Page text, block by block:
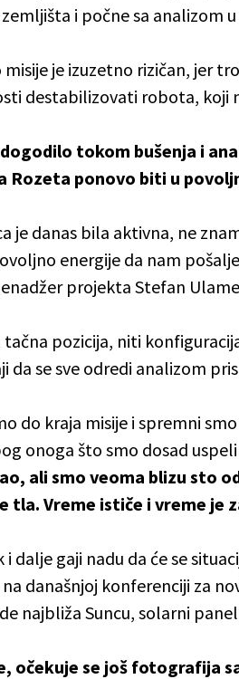
i počne sa analizom
misije je izuzetno rizičan, jer
destabilizovati robota, koji
tokom bušenja i
Rozeta ponovo biti u
je danas bila aktivna, ne
energije da nam
projekta Stefan
tačna pozicija, niti
da se sve odredi analizom
do kraja misije i spremni
onoga što smo dosad
ali smo veoma blizu sto
tla. Vreme ističe i vreme je
i dalje gaji nadu da će se
današnjoj konferenciji za
najbliža Suncu, solarni
očekuje se još fotografija